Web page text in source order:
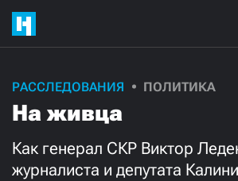
РАССЛЕДОВАНИЯ ПОЛИТИКА
На живца
Как генерал СКР Виктор
журналиста и депутата
нашу
Ежемесячно